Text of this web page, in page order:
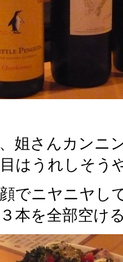
姐さんカンニ
はうれしそう
でニヤニヤし
本を全部空け